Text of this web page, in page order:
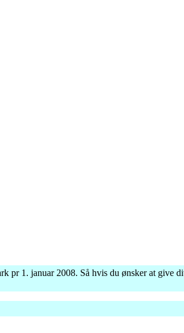
pr 1. januar 2008. Så hvis du ønsker at give